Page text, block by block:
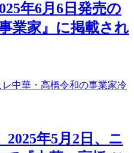
年6月6日発売の
業家』に掲載され
中華・高橋令和の事業家冷
2025年5月2日、ニ